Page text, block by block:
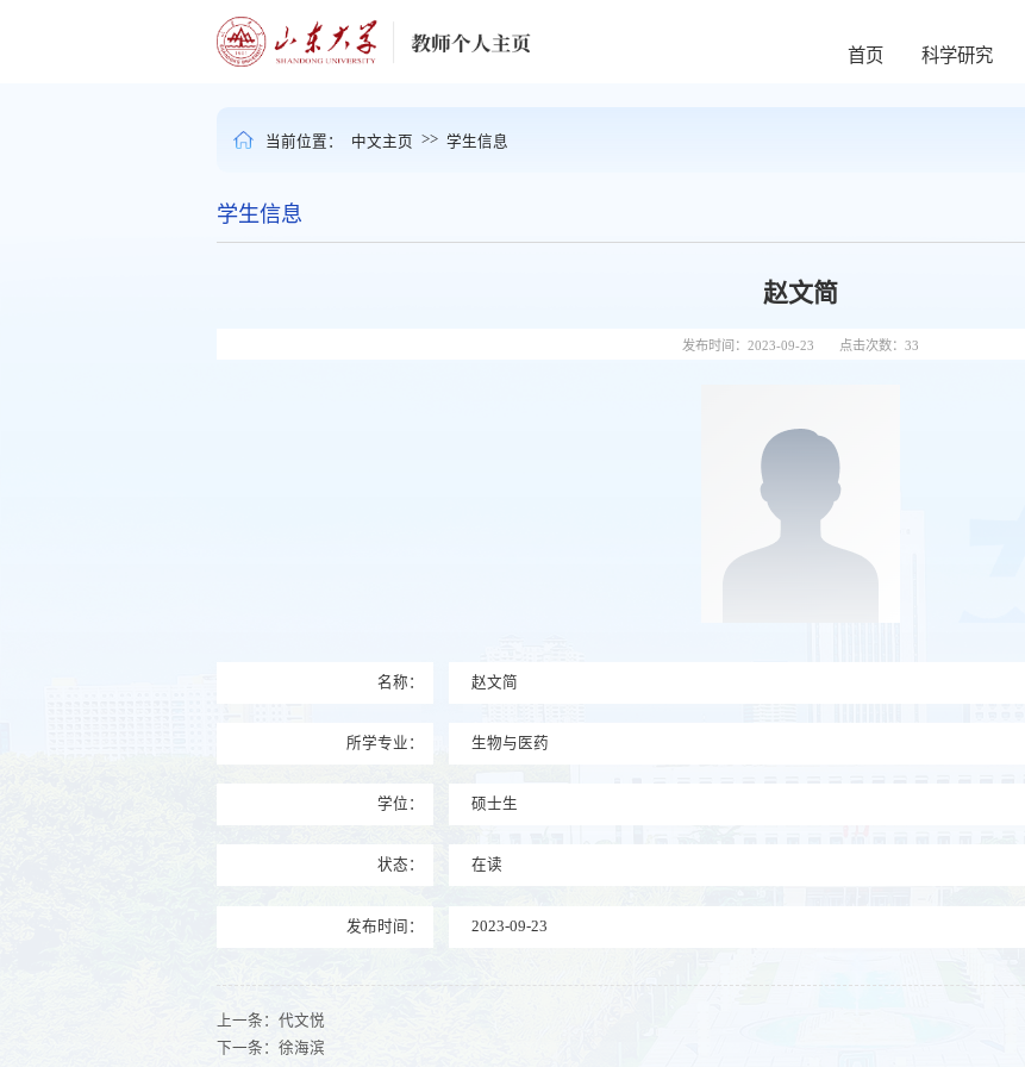
首页 科学研究
当前位置： 中文主页 >> 学生信息
学生信息
赵文简
发布时间：2023-09-23 点击次数： 33
名称： 赵文简
所学专业： 生物与医药
学位： 硕士生
状态： 在读
发布时间： 2023-09-23
上一条： 代文悦
下一条： 徐海滨